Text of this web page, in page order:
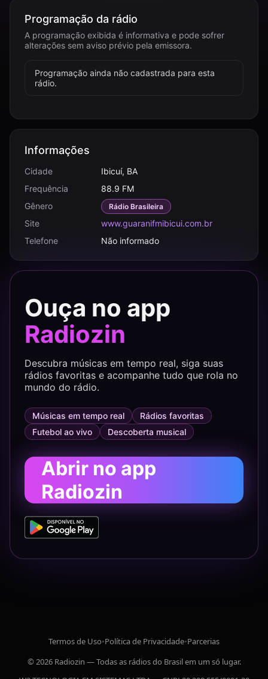
Programação da rádio
A programação exibida é informativa e pode sofrer
alterações sem aviso prévio pela emissora.
Programação ainda não cadastrada para esta
rádio.
Informações
Cidade
Ibicuí, BA
Frequência
88.9 FM
Gênero
Rádio Brasileira
Site
www.guaranifmibicui.com.br
Telefone
Não informado
Ouça no app
Radiozin
Descubra músicas em tempo real, siga suas
rádios favoritas e acompanhe tudo que rola no
mundo do rádio.
Músicas em tempo real
Rádios favoritas
Futebol ao vivo
Descoberta musical
Abrir no app
Radiozin
Termos de Uso•Política de Privacidade•Parcerias
© 2026 Radiozin — Todas as rádios do Brasil em um só lugar.